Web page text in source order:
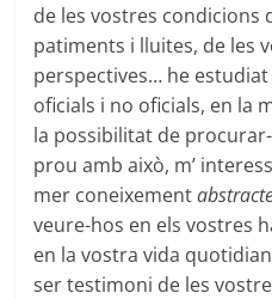
de les vostres condicions
patiments i lluites, de les
perspectives… he
oficials i no oficials, en la
la possibilitat de procurar-
prou amb això, m’
mer coneixement
veure-hos en els vostres
en la vostra vida
ser testimoni de les